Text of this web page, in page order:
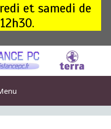
et samedi de